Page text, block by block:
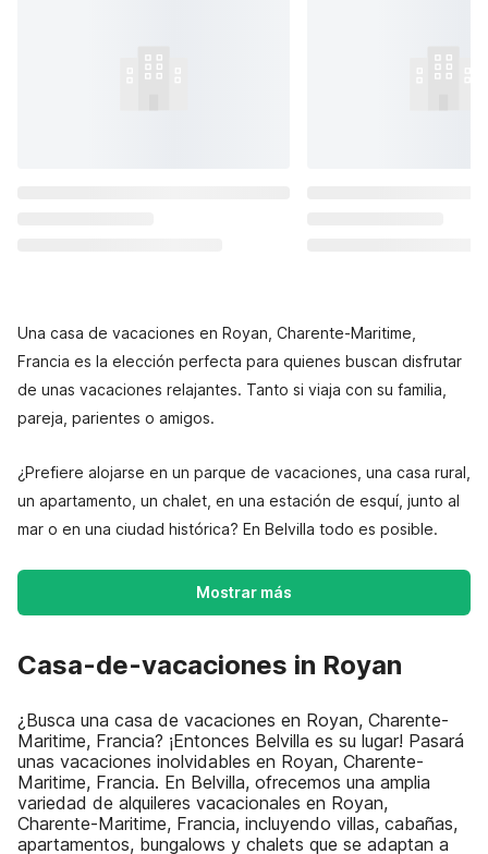
Una casa de vacaciones en Royan, Charente-Maritime,
Francia es la elección perfecta para quienes buscan disfrutar
de unas vacaciones relajantes. Tanto si viaja con su familia,
pareja, parientes o amigos.
¿Prefiere alojarse en un parque de vacaciones, una casa rural,
un apartamento, un chalet, en una estación de esquí, junto al
mar o en una ciudad histórica? En Belvilla todo es posible.
Mostrar más
Casa-de-vacaciones in Royan
¿Busca una casa de vacaciones en Royan, Charente-
Maritime, Francia? ¡Entonces Belvilla es su lugar! Pasará
unas vacaciones inolvidables en Royan, Charente-
Maritime, Francia. En Belvilla, ofrecemos una amplia
variedad de alquileres vacacionales en Royan,
Charente-Maritime, Francia, incluyendo villas, cabañas,
apartamentos, bungalows y chalets que se adaptan a